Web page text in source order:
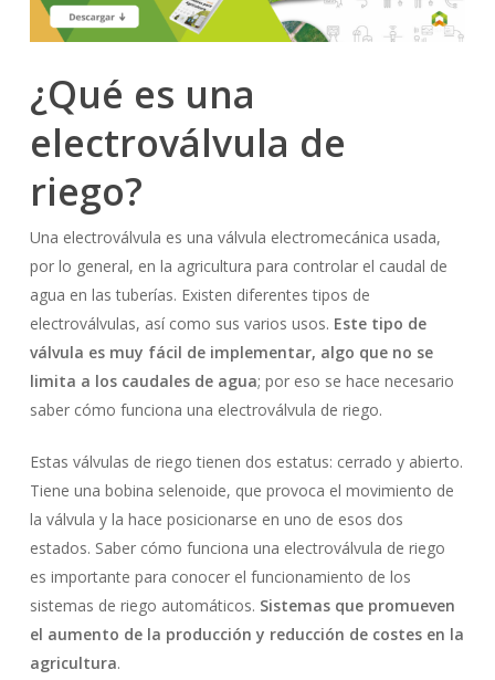
¿Qué es una
electroválvula de
riego?
Una electroválvula es una válvula electromecánica usada,
por lo general, en la agricultura para controlar el caudal de
agua en las tuberías. Existen diferentes tipos de
electroválvulas, así como sus varios usos. Este tipo de
válvula es muy fácil de implementar, algo que no se
limita a los caudales de agua; por eso se hace necesario
saber cómo funciona una electroválvula de riego.
Estas válvulas de riego tienen dos estatus: cerrado y abierto.
Tiene una bobina selenoide, que provoca el movimiento de
la válvula y la hace posicionarse en uno de esos dos
estados. Saber cómo funciona una electroválvula de riego
es importante para conocer el funcionamiento de los
sistemas de riego automáticos. Sistemas que promueven
el aumento de la producción y reducción de costes en la
agricultura.